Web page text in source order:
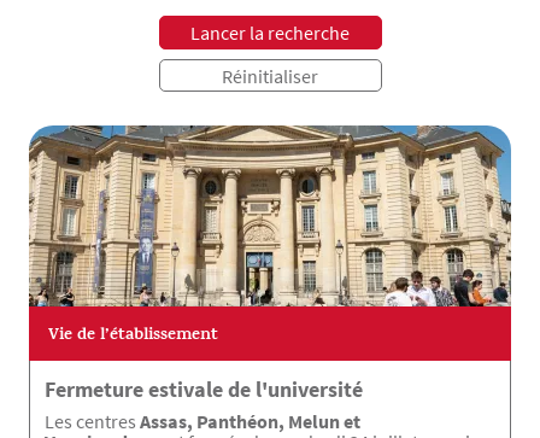
Vie de l’établissement
Fermeture estivale de l'université
Les centres Assas, Panthéon, Melun et